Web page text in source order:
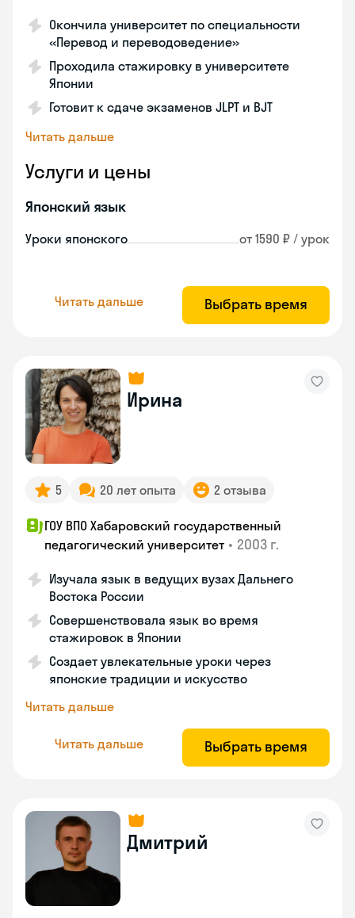
Окончила университет по специальности
«Перевод и переводоведение»
Проходила стажировку в университете
Японии
Готовит к сдаче экзаменов JLPT и BJT
Читать дальше
Услуги и цены
Японский язык
Уроки японского от 1590 ₽ / урок
Читать дальше Выбрать время
Ирина
5 20 лет опыта 2 отзыва
ГОУ ВПО Хабаровский государственный
педагогический университет • 2003 г.
Изучала язык в ведущих вузах Дальнего
Востока России
Совершенствовала язык во время
стажировок в Японии
Создает увлекательные уроки через
японские традиции и искусство
Читать дальше
Читать дальше Выбрать время
Дмитрий